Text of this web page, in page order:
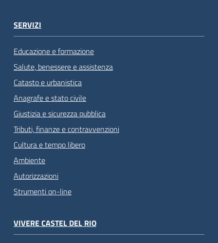
SERVIZI
Educazione e formazione
Salute, benessere e assistenza
Catasto e urbanistica
Anagrafe e stato civile
Giustizia e sicurezza pubblica
Tributi, finanze e contravvenzioni
Cultura e tempo libero
Ambiente
Autorizzazioni
Strumenti on-line
VIVERE CASTEL DEL RIO